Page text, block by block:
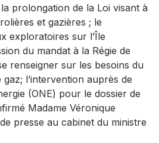
prolongation de la Loi visant à
et gazières ; le
exploratoires sur l’Île
du mandat à la Régie de
renseigner sur les besoins du
l’intervention auprès de
(ONE) pour le dossier de
Madame Véronique
presse au cabinet du ministre